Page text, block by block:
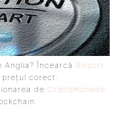
Încearcă Airport
corect.
de Criptomonede